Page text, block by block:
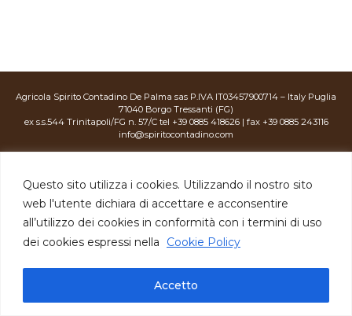
Questo sito utilizza i cookies. Utilizzando il nostro sito
web l'utente dichiara di accettare e acconsentire
all’utilizzo dei cookies in conformità con i termini di uso
dei cookies espressi nella
Cookie Policy
Accetto
Agricola Spirito Contadino De Palma sas P.IVA IT03457900714 – Italy Puglia
71040 Borgo Tressanti (FG)
ex s.s.544 Trinitapoli/FG n. 57/C tel +39 0885 418626 | fax +39 0885 243116
info@spiritocontadino.com